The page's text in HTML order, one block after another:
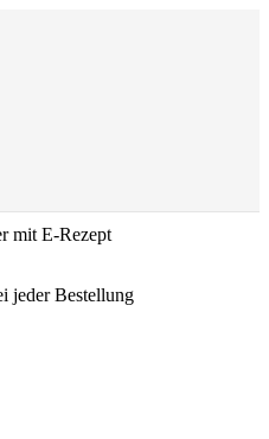
mit E-Rezept
jeder Bestellung